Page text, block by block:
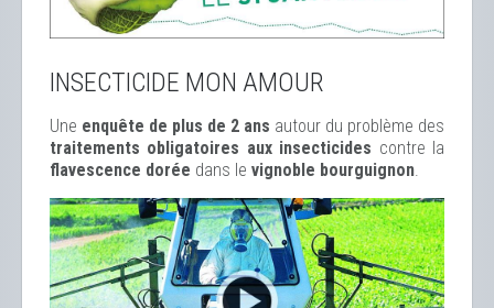
INSECTICIDE MON AMOUR
Une enquête de plus de 2 ans autour du problème des
traitements obligatoires aux insecticides contre la
flavescence dorée dans le vignoble bourguignon.